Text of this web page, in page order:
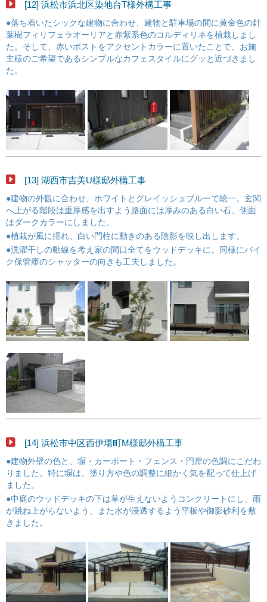
[12] 浜松市浜北区染地台T様外構工事
●落ち着いたシックな建物に合わせ、建物と駐車場の間に黄金色の針
葉樹フィリフェラオーリアと赤紫系色のコルディリネを植栽しまし
た。そして、赤いポストをアクセントカラーに置いたことで、お施
主様のご希望であるシンプルなカフェスタイルにグッと近づきまし
た。
[13] 湖西市吉美U様邸外構工事
●建物の外観に合わせ、ホワイトとグレイッシュブルーで統一。玄関
へ上がる階段は重厚感を出すよう路面には厚みのある白い石、側面
はダークカラーにしました。
●植栽が風に揺れ、白い門柱に動きのある陰影を映し出します。
●洗濯干しの動線を考え家の間口全てをウッドデッキに。同様にバイ
ク保管庫のシャッターの向きも工夫しました。
[14] 浜松市中区西伊場町M様邸外構工事
●建物外壁の色と、塀・カーポート・フェンス・門扉の色調にこだわ
りました。特に塀は、塗り方や色の調整に細かく気を配って仕上げ
ました。
●中庭のウッドデッキの下は草が生えないようコンクリートにし、雨
が跳ね上がらないよう、また水が浸透するよう平板や御影砂利を敷
きました。